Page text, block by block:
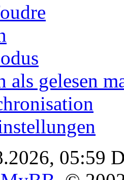
als gelesen
05:59